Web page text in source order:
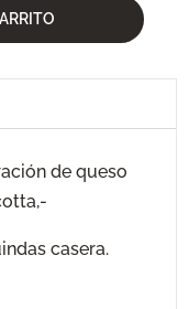
de queso
casera.